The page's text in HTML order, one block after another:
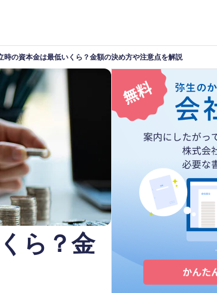
時の資本金は最低いくら？金額の決め方や注意点を解説
ら？金